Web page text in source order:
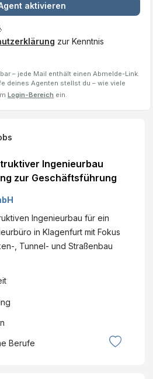
aktivieren
.
zur Kenntnis
– jede Mail enthält einen Abmelde-Link.
deines Agenten stellst du – wie viele
Login-Bereich ein.
Ingenieurbau
zur Geschäftsführung
Ingenieurbau für ein
in Klagenfurt mit Fokus
, Tunnel- und Straßenbau
Berufe